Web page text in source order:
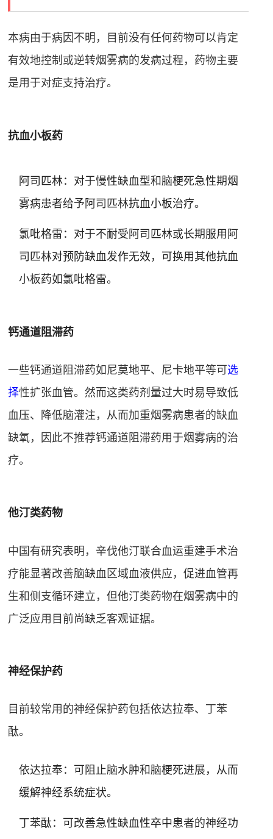
本病由于病因不明，目前没有任何药物可以肯定
有效地控制或逆转烟雾病的发病过程，药物主要
是用于对症支持治疗。
抗血小板药
阿司匹林：对于慢性缺血型和脑梗死急性期烟
雾病患者给予阿司匹林抗血小板治疗。
氯吡格雷：对于不耐受阿司匹林或长期服用阿
司匹林对预防缺血发作无效，可换用其他抗血
小板药如氯吡格雷。
钙通道阻滞药
一些钙通道阻滞药如尼莫地平、尼卡地平等可选
择性扩张血管。然而这类药剂量过大时易导致低
血压、降低脑灌注，从而加重烟雾病患者的缺血
缺氧，因此不推荐钙通道阻滞药用于烟雾病的治
疗。
他汀类药物
中国有研究表明，辛伐他汀联合血运重建手术治
疗能显著改善脑缺血区域血液供应，促进血管再
生和侧支循环建立，但他汀类药物在烟雾病中的
广泛应用目前尚缺乏客观证据。
神经保护药
目前较常用的神经保护药包括依达拉奉、丁苯
酞。
依达拉奉：可阻止脑水肿和脑梗死进展，从而
缓解神经系统症状。
丁苯酞：可改善急性缺血性卒中患者的神经功